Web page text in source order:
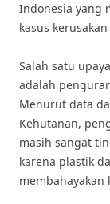
Indonesia yang
kasus
Salah satu
adalah
Menurut data
Kehutanan,
masih sangat
karena plastik